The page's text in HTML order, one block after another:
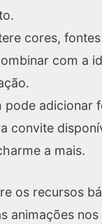
cores,
com a
pode adicionar
convite
a mais.
os recursos
animações